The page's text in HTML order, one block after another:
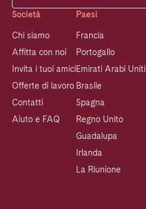
Società
Chi siamo
Affitta con noi
Invita i tuoi amici
Offerte di lavoro
Contatti
Aiuto e FAQ
Paesi
Francia
Portogallo
Emirati Arabi Uniti
Brasile
Spagna
Regno Unito
Guadalupa
Irlanda
La Riunione